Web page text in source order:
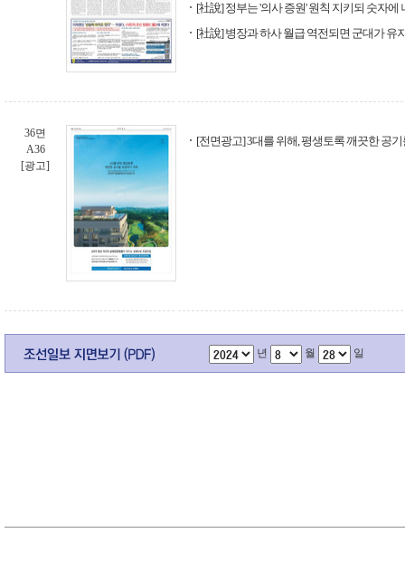
[社說] 정부는 '의사 증원' 원칙 지키되 숫자에
[社說] 병장과 하사 월급 역전되면 군대가 유
36면
A36
[광고]
[전면광고] 3대를 위해, 평생토록 깨끗한 공
년 월 일